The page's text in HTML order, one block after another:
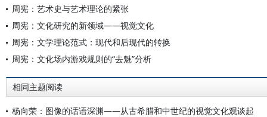
周宪：艺术史与艺术理论的紧张
周宪：文化研究的新领域——视觉文化
周宪：文学理论范式：现代和后现代的转换
周宪：文化场内游戏规则的“去魅”分析
相同主题阅读
杨向荣：图像的话语深渊——从古希腊和中世纪的视觉文化观谈起